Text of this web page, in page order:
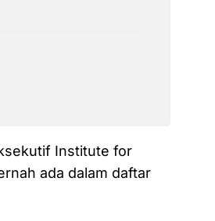
Institute for
ada dalam daftar